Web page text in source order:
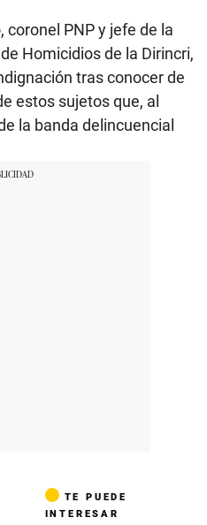
coronel PNP y jefe de la
Homicidios de la Dirincri,
tras conocer de
estos sujetos que, al
la banda delincuencial
TE PUEDE
INTERESAR